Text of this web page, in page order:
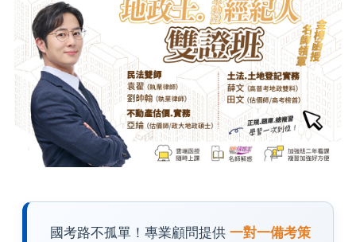
國考路不孤單！專業顧問提供 一對一備考策